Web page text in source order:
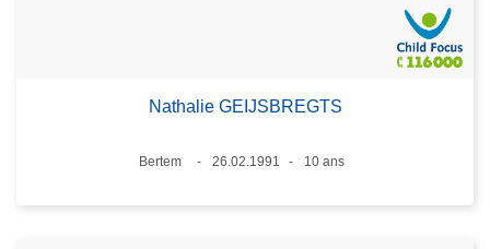
Nathalie GEIJSBREGTS
Lieux
Bertem
26.02.1991
10 ans